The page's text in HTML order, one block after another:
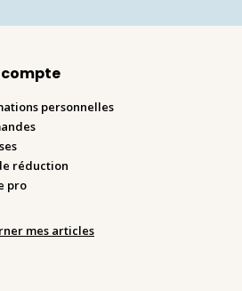
compte
personnelles
réduction
pro
mes articles